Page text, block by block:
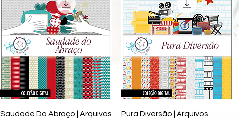
Quick View
Saudade Do Abraço | Arquivos
Quick View
Pura Diversão | Arquivos